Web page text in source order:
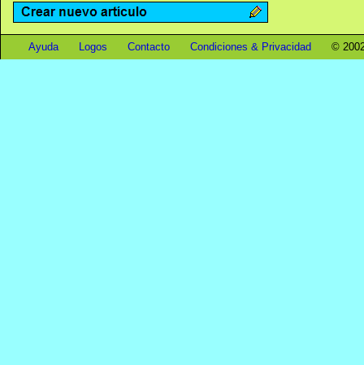
Ayuda Logos Contacto Condiciones & Privacidad ©